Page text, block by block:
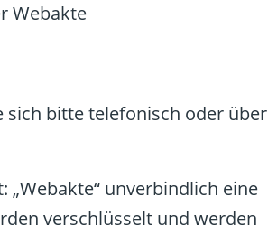
Webakte
sich bitte telefonisch oder über
unverbindlich eine
verschlüsselt und werden